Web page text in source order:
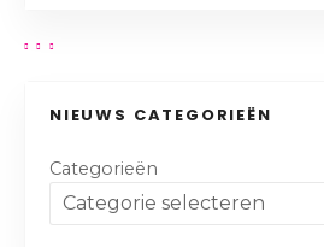
NIEUWS CATEGORIEËN
Categorieën